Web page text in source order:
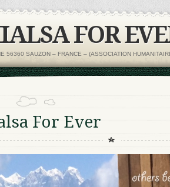
FOR
56360 SAUZON – FRANCE – (ASSOCIATION
For Ever